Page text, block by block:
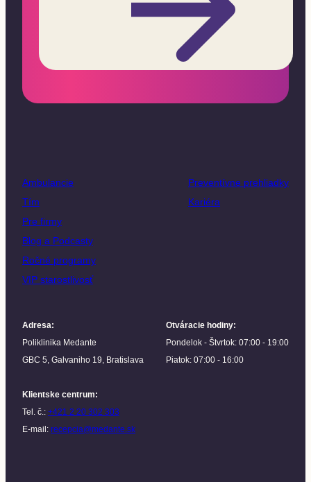
Ambulancie
Tím
Pre firmy
Blog a Podcasty
Ročné programy
VIP starostlivosť
Preventívne prehliadky
Kariéra
Adresa:
Poliklinika Medante
GBC 5, Galvaniho 19, Bratislava
Otváracie hodiny:
Pondelok - Štvrtok: 07:00 - 19:00
Piatok: 07:00 - 16:00
Klientske centrum:
Tel. č.: +421 2 20 302 303
E-mail: recepcia@medante.sk